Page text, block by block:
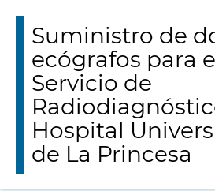
Suministro de
ecógrafos para
Servicio de
Hospital
de La Princesa